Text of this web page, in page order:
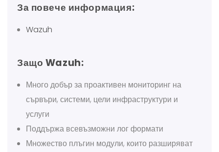
За повече информация:
Wazuh
Защо Wazuh:
Много добър за проактивен мониторинг на
сървъри, системи, цели инфраструктури и
услуги
Поддържа всевъзможни лог формати
Множество плъгин модули, които разширяват